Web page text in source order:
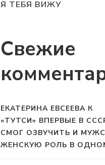
Я ТЕБЯ ВИЖУ
Свежие
ЕКАТЕРИНА ЕВСЕЕВАК
«ТУТСИ» ВПЕРВЫЕ В
СМОГ ОЗВУЧИТЬ И
ЖЕНСКУЮ РОЛЬ В